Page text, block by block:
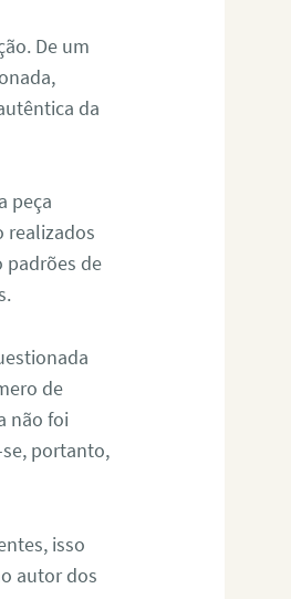
De um
da
peça
realizados
padrões de
de
não foi
portanto,
isso
autor dos